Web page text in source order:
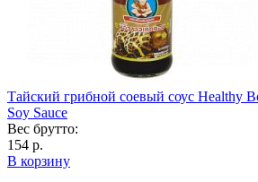
Тайский грибной соевый соус Healthy
Soy Sauce
Вес брутто:
154 р.
В корзину